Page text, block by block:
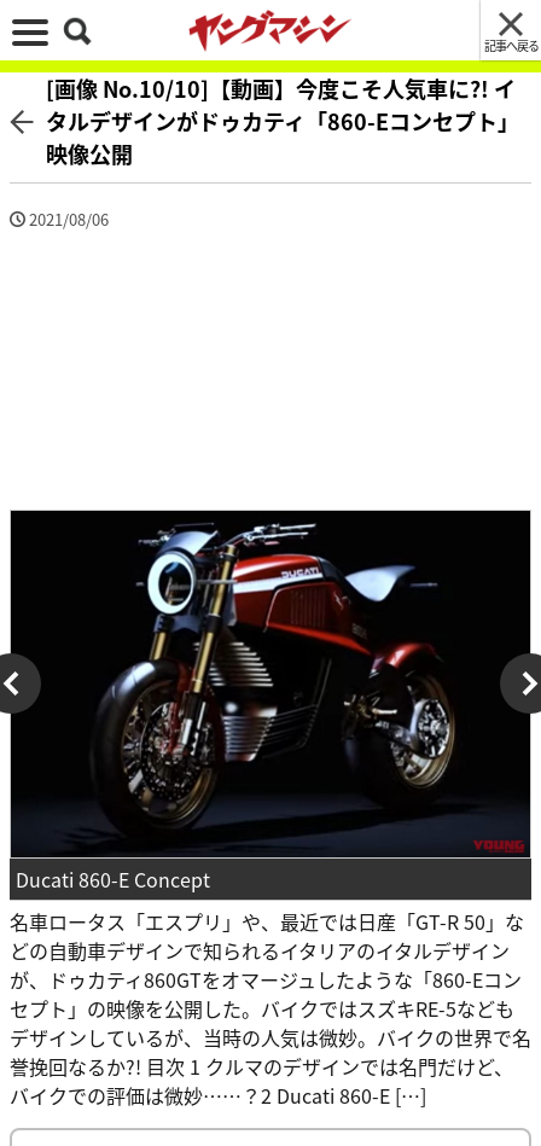
記事へ戻る
[画像 No.10/10]【動画】今度こそ人気車に?! イ
タルデザインがドゥカティ「860-Eコンセプト」
映像公開
2021/08/06
Ducati 860-E Concept
名車ロータス「エスプリ」や、最近では日産「GT-R 50」な
どの自動車デザインで知られるイタリアのイタルデザイン
が、ドゥカティ860GTをオマージュしたような「860-Eコン
セプト」の映像を公開した。バイクではスズキRE-5なども
デザインしているが、当時の人気は微妙。バイクの世界で名
誉挽回なるか?! 目次 1 クルマのデザインでは名門だけど、
バイクでの評価は微妙……？2 Ducati 860-E […]